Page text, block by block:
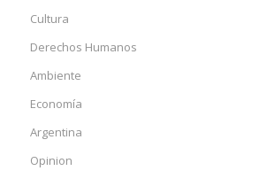
Cultura
Derechos Humanos
Ambiente
Economía
Argentina
Opinion